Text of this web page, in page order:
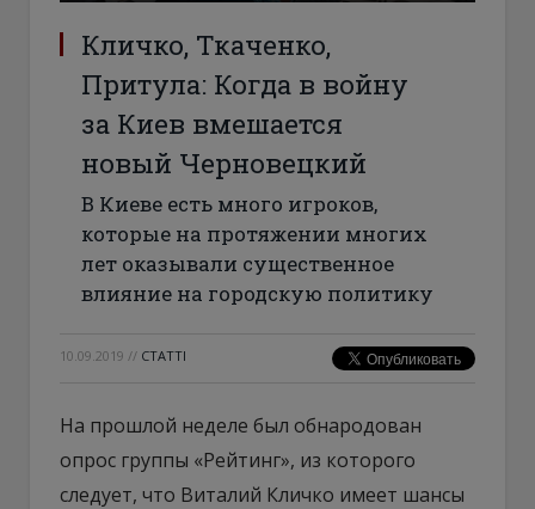
Кличко, Ткаченко,
Притула: Когда в войну
за Киев вмешается
новый Черновецкий
В Киеве есть много игроков,
которые на протяжении многих
лет оказывали существенное
влияние на городскую политику
10.09.2019 // СТАТТІ
На прошлой неделе был обнародован
опрос группы «Рейтинг», из которого
следует, что Виталий Кличко имеет шансы